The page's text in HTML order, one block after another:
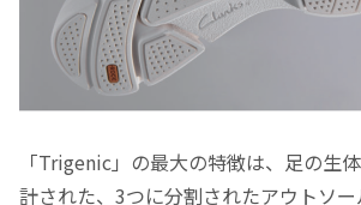
「Trigenic」の最大の特徴は、足の生
計された、3つに分割されたアウトソ